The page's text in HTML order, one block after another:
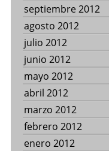
septiembre 2012
agosto 2012
julio 2012
junio 2012
mayo 2012
abril 2012
marzo 2012
febrero 2012
enero 2012